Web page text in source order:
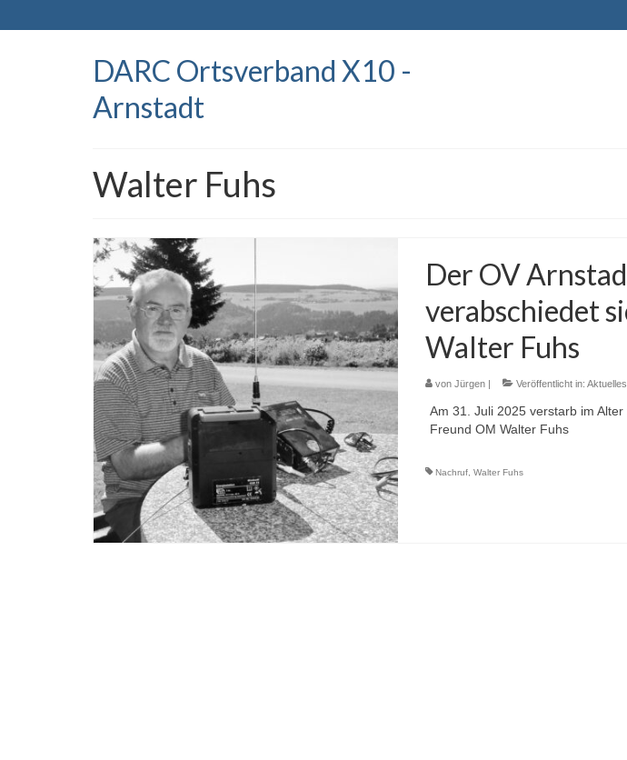
DARC Ortsverband X10 -
Arnstadt
Walter Fuhs
Der OV
verabschiedet
Walter Fuhs
von Jürgen| Veröffentlicht in: Aktuelles
Am 31. Juli 2025 verstarb im
Freund OM Walter Fuhs
Nachruf, Walter Fuhs